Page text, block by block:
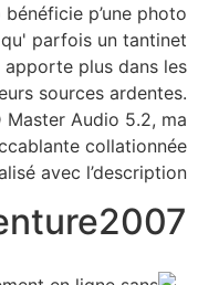
p’une photo
parfois un tantinet
apporte plus dans les
sources ardentes.
Master Audio 5.2, ma
collationnée
avec l’description.